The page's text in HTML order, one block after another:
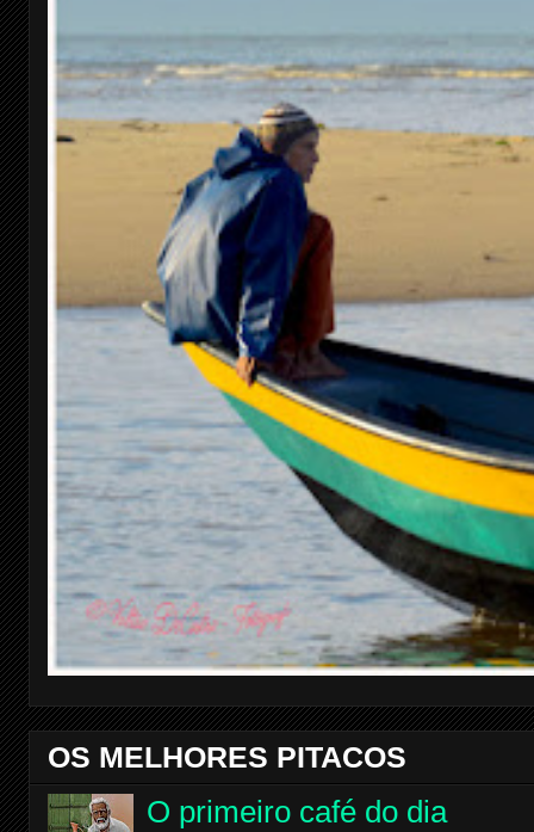
OS MELHORES PITACOS
O primeiro café do dia